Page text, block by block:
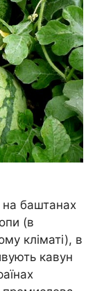
на баштанах
(в
кліматі), в
кавун